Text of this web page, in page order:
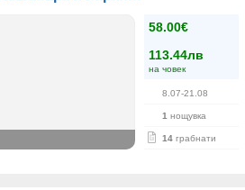
58.00€
113.44лв
на човек
8.07-21.08
1 нощувка
14 грабнати